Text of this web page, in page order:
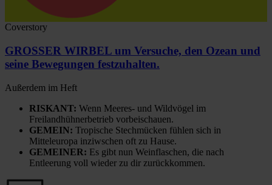
Coverstory
GROSSER WIRBEL um Versuche, den Ozean und
seine Bewegungen festzuhalten.
Außerdem im Heft
RISKANT: Wenn Meeres- und Wildvögel im
Freilandhühnerbetrieb vorbeischauen.
GEMEIN: Tropische Stechmücken fühlen sich in
Mitteleuropa inziwschen oft zu Hause.
GEMEINER: Es gibt nun Weinflaschen, die nach
Entleerung voll wieder zu dir zurückkommen.